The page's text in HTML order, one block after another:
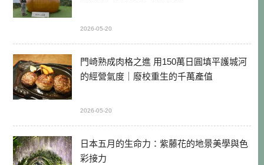
2026-05-20
門崎熟成肉格之進 用150萬日圓填平護城河
的經營氣度｜廢校重生的千萬產值
2026-05-20
日本五月的生命力：紫藤花的地景美學與色
彩接力